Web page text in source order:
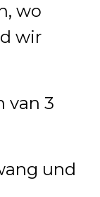
wo
wir
und